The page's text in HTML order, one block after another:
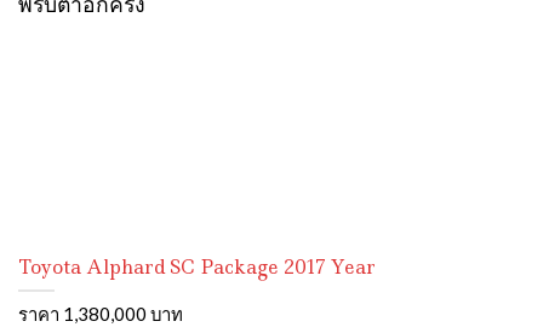
Toyota Alphard SC Package 2017 Year
ราคา 1,380,000 บาท